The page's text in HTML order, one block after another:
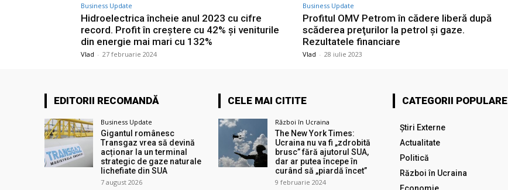
Business Update
Hidroelectrica încheie anul 2023 cu cifre
record. Profit în creștere cu 42% și veniturile
din energie mai mari cu 132%
Vlad - 27 februarie 2024
Business Update
Profitul OMV Petrom în cădere liberă după
scăderea preţurilor la petrol şi gaze.
Rezultatele financiare
Vlad - 28 iulie 2023
EDITORII RECOMANDĂ
Business Update
Gigantul românesc
Transgaz vrea să devină
acționar la un terminal
strategic de gaze naturale
lichefiate din SUA
7 august 2026
CELE MAI CITITE
Război în Ucraina
The New York Times:
Ucraina nu va fi „zdrobită
brusc” fără ajutorul SUA,
dar ar putea începe în
curând să „piardă încet”
9 februarie 2024
CATEGORII POPULARE
Știri Externe
Actualitate
Politică
Război în Ucraina
Economie